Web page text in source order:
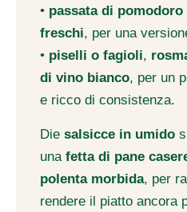
• passata di pomodoro
freschi, per una
• piselli o fagioli,
di vino bianco, per un
e ricco di consistenza.
Die salsicce in umido
una fetta di pane
polenta morbida, per
rendere il piatto ancora